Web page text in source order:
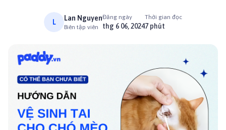
L Lan Nguyen
Biên tập viên
Đăng ngày
thg 6 06, 2024
Thời gian đọc
7 phút